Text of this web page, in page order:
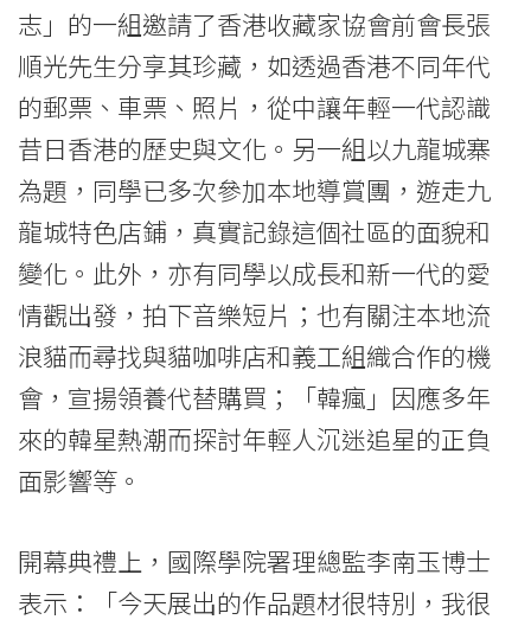
學志」的一組邀請了香港收藏家協會前會長張
順光先生分享其珍藏，如透過香港不同年代
的郵票、車票、照片，從中讓年輕一代認識
昔日香港的歷史與文化。另一組以九龍城寨
為題，同學已多次參加本地導賞團，遊走九
龍城特色店鋪，真實記錄這個社區的面貌和
變化。此外，亦有同學以成長和新一代的愛
情觀出發，拍下音樂短片；也有關注本地流
浪貓而尋找與貓咖啡店和義工組織合作的機
會，宣揚領養代替購買；「韓瘋」因應多年
來的韓星熱潮而探討年輕人沉迷追星的正負
面影響等。
開幕典禮上，國際學院署理總監李南玉博士
表示：「今天展出的作品題材很特別，我很